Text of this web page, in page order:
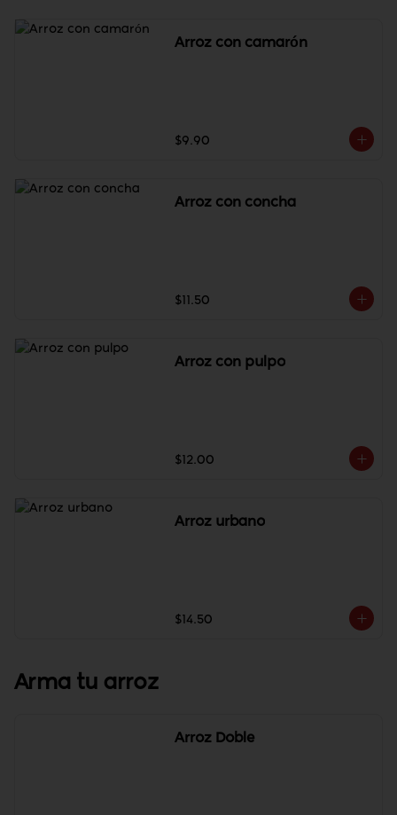
Arroz con camarón
$9.90
Arroz con concha
$11.50
Arroz con pulpo
$12.00
Arroz urbano
$14.50
Arma tu arroz
Arroz Doble